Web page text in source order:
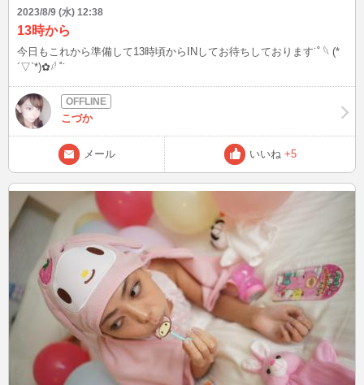
2023/8/9 (水) 12:38
13時から
今日もこれから準備して13時頃からINしてお待ちしております˙˚ 𓆩 (*
´▽`*)✿𓆪 ˚˙
こづか
メール いいね +5